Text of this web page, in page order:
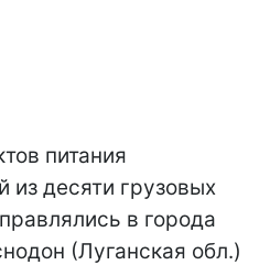
питания
из десяти грузовых
в города
(Луганская обл.)